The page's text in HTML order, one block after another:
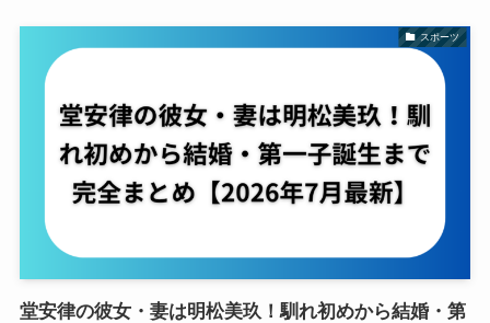
スポーツ
堂安律の彼女・妻は明松美玖！馴れ初めから結婚・第